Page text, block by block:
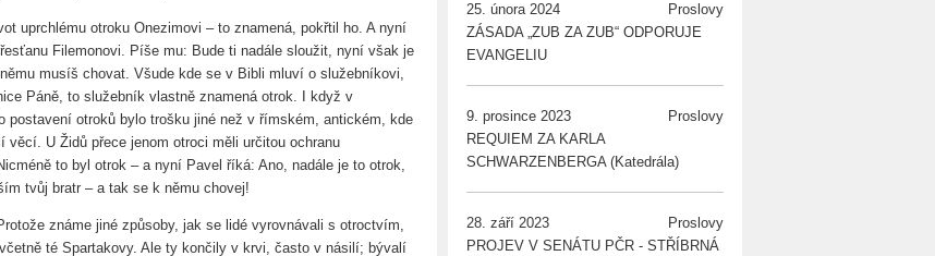
uprchlému otroku Onezimovi – to znamená, pokřtil ho. A nyní
Filemonovi. Píše mu: Bude ti nadále sloužit, nyní však je
musíš chovat. Všude kde se v Bibli mluví o služebníkovi,
Páně, to služebník vlastně znamená otrok. I když v
postavení otroků bylo trošku jiné než v římském, antickém, kde
věcí. U Židů přece jenom otroci měli určitou ochranu
to byl otrok – a nyní Pavel říká: Ano, nadále je to otrok,
tvůj bratr – a tak se k němu chovej!
známe jiné způsoby, jak se lidé vyrovnávali s otroctvím,
té Spartakovy. Ale ty končily v krvi, často v násilí; bývalí
25. února 2024
Proslovy
ZÁSADA „ZUB ZA ZUB“ ODPORUJE
EVANGELIU
9. prosince 2023
Proslovy
REQUIEM ZA KARLA
SCHWARZENBERGA (Katedrála)
28. září 2023
Proslovy
PROJEV V SENÁTU PČR - STŘÍBRNÁ